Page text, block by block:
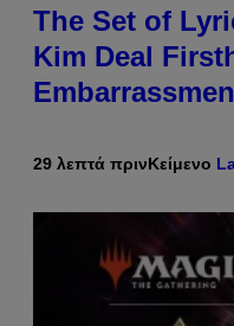
The Set of
Kim Deal
29 λεπτά πρινΚείμενο